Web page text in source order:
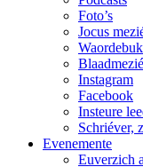
Foto’s
Jocus
Instagram
Facebook
Insteure
Schriéver,
Evenemente
Euverzich